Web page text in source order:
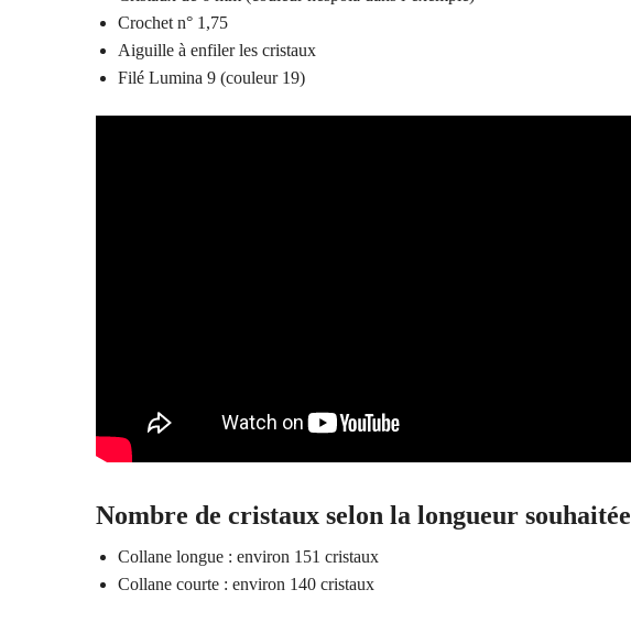
Crochet n° 1,75
Aiguille à enfiler les cristaux
Filé Lumina 9 (couleur 19)
Nombre de cristaux selon la longueur souhaitée
Collane longue : environ 151 cristaux
Collane courte : environ 140 cristaux